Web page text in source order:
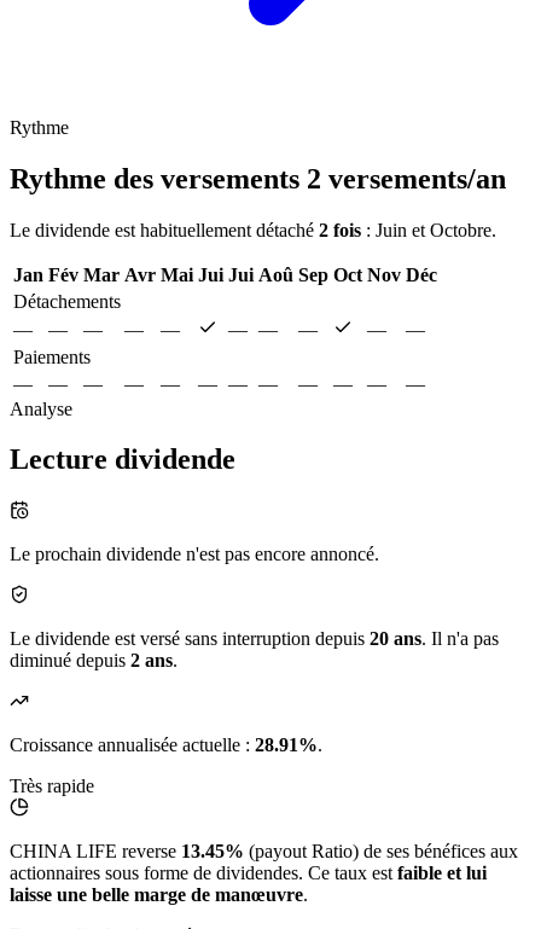
Rythme
Rythme des versements 2 versements/an
Le dividende est habituellement détaché 2 fois : Juin et Octobre.
Jan Fév Mar Avr Mai Jui Jui Aoû Sep Oct Nov Déc
Détachements
—
— — — — — — — —
—
Paiements
—
— — — — — — — — — —
—
Analyse
Lecture dividende
Le prochain dividende n'est pas encore annoncé.
Le dividende est versé sans interruption depuis 20 ans. Il n'a pas
diminué depuis 2 ans.
Croissance annualisée actuelle : 28.91%.
Très rapide
CHINA LIFE reverse 13.45% (payout Ratio) de ses bénéfices aux
actionnaires sous forme de dividendes. Ce taux est faible et lui
laisse une belle marge de manœuvre.